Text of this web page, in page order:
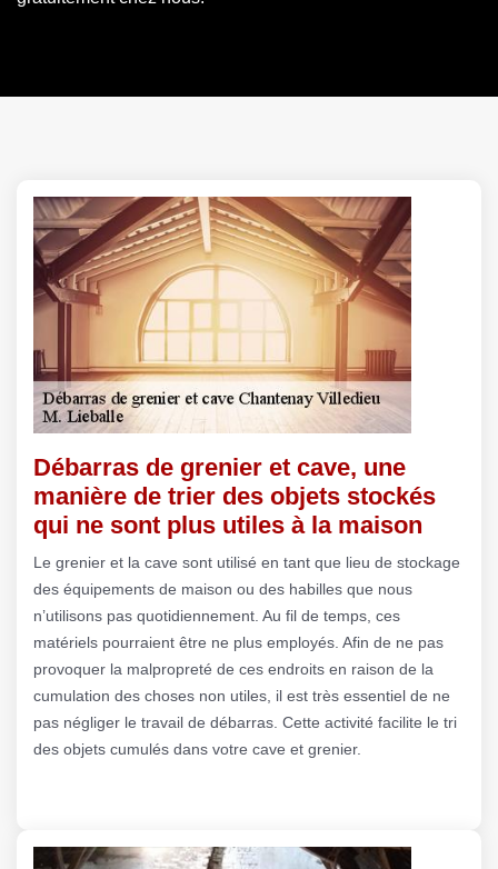
Débarras de grenier et cave, une
manière de trier des objets stockés
qui ne sont plus utiles à la maison
Le grenier et la cave sont utilisé en tant que lieu de stockage
des équipements de maison ou des habilles que nous
n’utilisons pas quotidiennement. Au fil de temps, ces
matériels pourraient être ne plus employés. Afin de ne pas
provoquer la malpropreté de ces endroits en raison de la
cumulation des choses non utiles, il est très essentiel de ne
pas négliger le travail de débarras. Cette activité facilite le tri
des objets cumulés dans votre cave et grenier.